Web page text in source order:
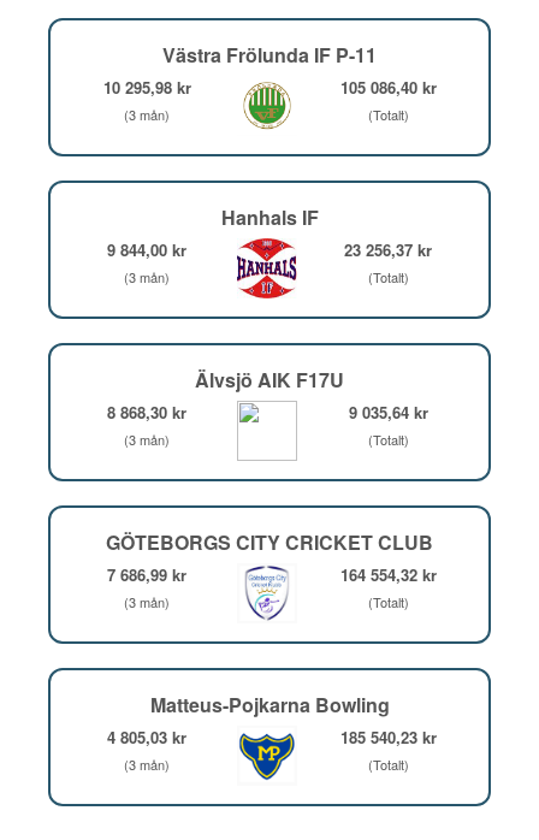
Västra Frölunda IF P-11
10 295,98 kr
(3 mån)
105 086,40 kr
(Totalt)
Hanhals IF
9 844,00 kr
(3 mån)
23 256,37 kr
(Totalt)
Älvsjö AIK F17U
8 868,30 kr
(3 mån)
9 035,64 kr
(Totalt)
GÖTEBORGS CITY CRICKET CLUB
7 686,99 kr
(3 mån)
164 554,32 kr
(Totalt)
Matteus-Pojkarna Bowling
4 805,03 kr
(3 mån)
185 540,23 kr
(Totalt)